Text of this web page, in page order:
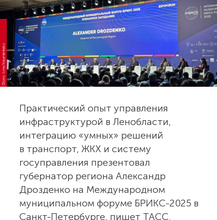
Фото: t.me/forumimbrics
Практический опыт управления
инфраструктурой в Ленобласти,
интеграцию «умных» решений
в транспорт, ЖКХ и систему
госуправления презентовал
губернатор региона Александр
Дрозденко на Международном
муниципальном форуме БРИКС-2025 в
Санкт-Петербурге, пишет ТАСС.